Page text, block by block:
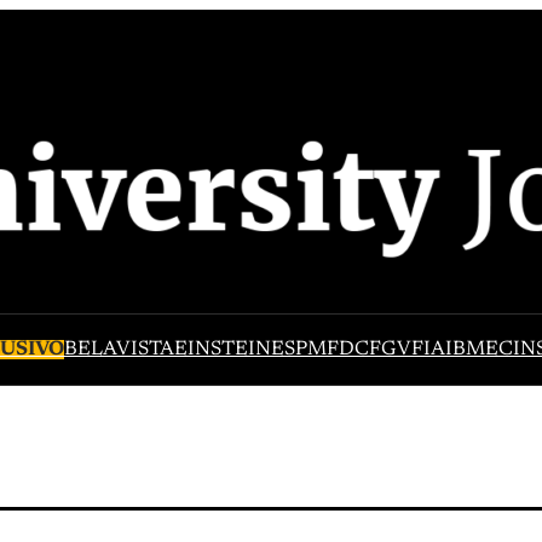
BELAVISTAEINSTEINESPMFDCFGVFIAIBMEC